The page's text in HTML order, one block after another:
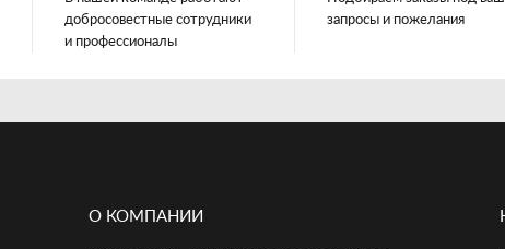
добросовестные сотрудники
и профессионалы
запросы и пожелания
О КОМПАНИИ